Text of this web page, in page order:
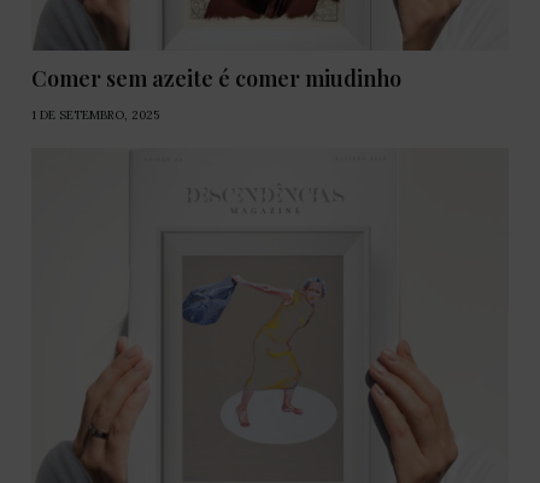
Comer sem azeite é comer miudinho
1 DE SETEMBRO, 2025